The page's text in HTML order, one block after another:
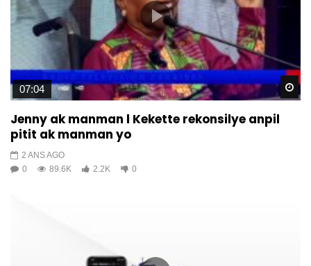
07:04
Jenny ak manman l Kekette rekonsilye anpil
pitit ak manman yo
2 ANS AGO
0
89.6K 2.2K 0